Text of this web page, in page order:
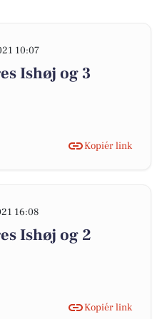
10:07
Ishøj og 3
Kopiér link
16:08
Ishøj og 2
Kopiér link